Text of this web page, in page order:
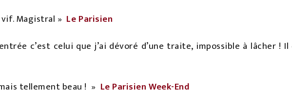
Magistral » Le Parisien
c’est celui que j’ai dévoré d’une traite, impossible à lâcher !
tellement beau ! » Le Parisien Week-End